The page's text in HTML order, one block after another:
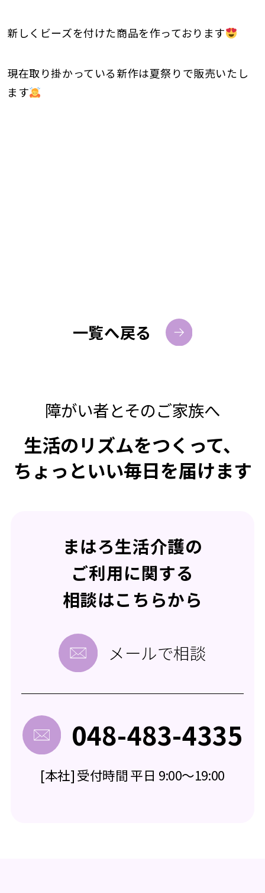
新しくビーズを付けた商品を作っております
現在取り掛かっている新作は夏祭りで販売いたし
ます
一覧へ戻る
障がい者とそのご家族へ
生活のリズムをつくって、
ちょっといい毎日を届けます
まはろ生活介護の
ご利用に関する
相談はこちらから
メールで相談
048-483-4335
[本社] 受付時間 平日 9:00～19:00